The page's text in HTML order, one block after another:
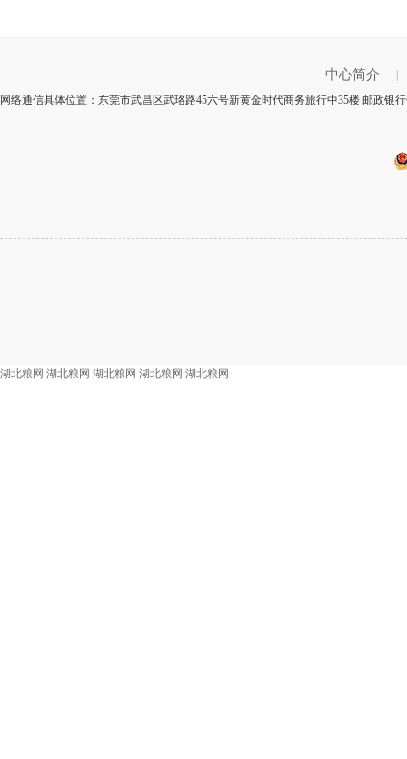
中心简介
网络通信具体位置：东莞市武昌区武珞路45六号新黄金时代商务旅行中35楼 邮政银
湖北粮网 湖北粮网 湖北粮网 湖北粮网 湖北粮网